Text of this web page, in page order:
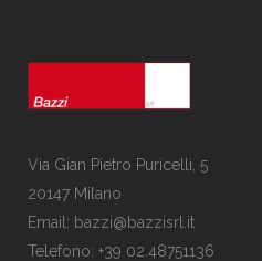
Via Gian Pietro Puricelli, 5
20147 Milano
Email: bazzi@bazzisrl.it
Telefono: +39 02.48751136